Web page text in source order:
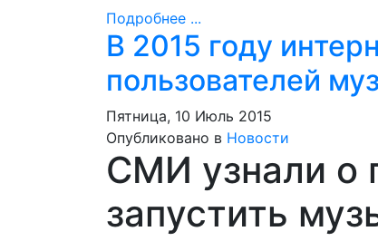
Подробнее ...
В 2015 году
пользователей
Пятница, 10 Июль 2015
Опубликовано в Новости
СМИ узнали о
запустить